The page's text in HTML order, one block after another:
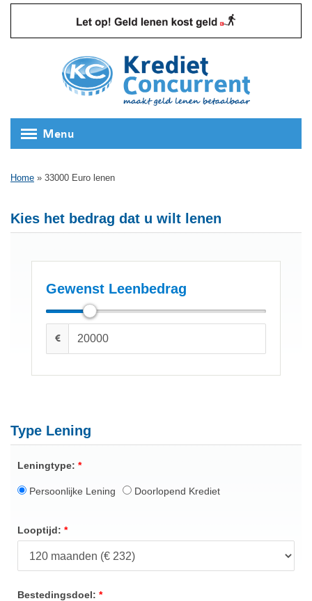
Menu
Home » 33000 Euro lenen
Kies het bedrag dat u wilt lenen
Gewenst Leenbedrag
Type Lening
Leningtype:
Persoonlijke Lening Doorlopend Krediet
Looptijd:
Bestedingsdoel: